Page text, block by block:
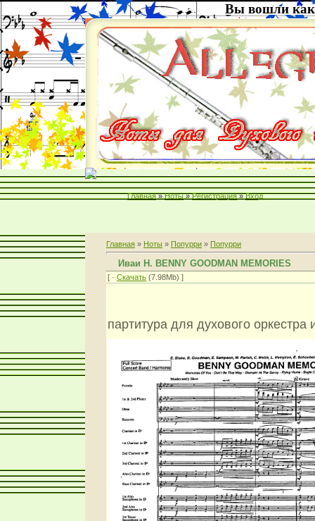
Вы вошли как
Главная » Ноты » Регистрация » Вход
Главная » Ноты » Попурри » Попурри
Иваи Н. BENNY GOODMAN MEMORIES
[ · Скачать (7.98Mb) ]
партитура для духового оркестра